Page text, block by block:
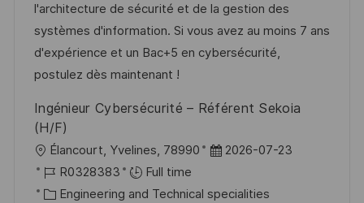
n D
a
t
e
o
r
y
l'architecture de sécurité et de la gestion des
systèmes d'information. Si vous avez au moins 7 ans
d'expérience et un Bac+5 en cybersécurité,
postulez dès maintenant !
Ingénieur Cybersécurité – Référent Sekoia
(H/F)
L
o
c
Élancourt, Yvelines, 78990
P
s
2026-07-23
J
o
R0328383
Full time
C Engineering and Technical specialities